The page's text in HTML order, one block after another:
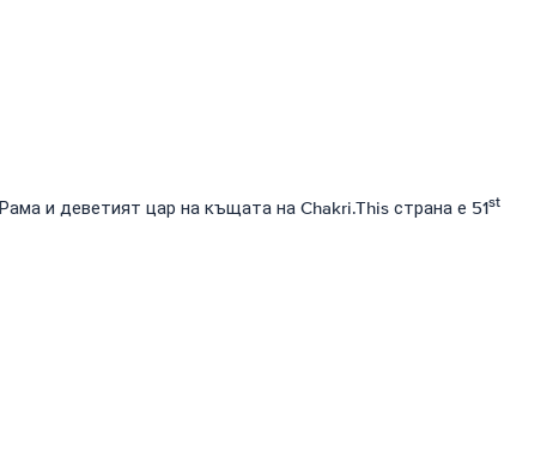
и деветият цар на къщата на Chakri.This страна е 51st